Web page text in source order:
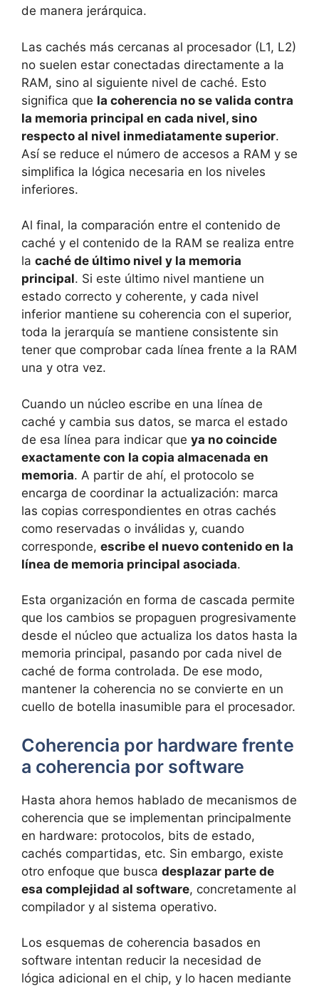
de manera jerárquica.
Las cachés más cercanas al procesador (L1, L2)
no suelen estar conectadas directamente a la
RAM, sino al siguiente nivel de caché. Esto
significa que la coherencia no se valida contra
la memoria principal en cada nivel, sino
respecto al nivel inmediatamente superior.
Así se reduce el número de accesos a RAM y se
simplifica la lógica necesaria en los niveles
inferiores.
Al final, la comparación entre el contenido de
caché y el contenido de la RAM se realiza entre
la caché de último nivel y la memoria
principal. Si este último nivel mantiene un
estado correcto y coherente, y cada nivel
inferior mantiene su coherencia con el superior,
toda la jerarquía se mantiene consistente sin
tener que comprobar cada línea frente a la RAM
una y otra vez.
Cuando un núcleo escribe en una línea de
caché y cambia sus datos, se marca el estado
de esa línea para indicar que ya no coincide
exactamente con la copia almacenada en
memoria. A partir de ahí, el protocolo se
encarga de coordinar la actualización: marca
las copias correspondientes en otras cachés
como reservadas o inválidas y, cuando
corresponde, escribe el nuevo contenido en la
línea de memoria principal asociada.
Esta organización en forma de cascada permite
que los cambios se propaguen progresivamente
desde el núcleo que actualiza los datos hasta la
memoria principal, pasando por cada nivel de
caché de forma controlada. De ese modo,
mantener la coherencia no se convierte en un
cuello de botella inasumible para el procesador.
Coherencia por hardware frente
a coherencia por software
Hasta ahora hemos hablado de mecanismos de
coherencia que se implementan principalmente
en hardware: protocolos, bits de estado,
cachés compartidas, etc. Sin embargo, existe
otro enfoque que busca desplazar parte de
esa complejidad al software, concretamente al
compilador y al sistema operativo.
Los esquemas de coherencia basados en
software intentan reducir la necesidad de
lógica adicional en el chip, y lo hacen mediante